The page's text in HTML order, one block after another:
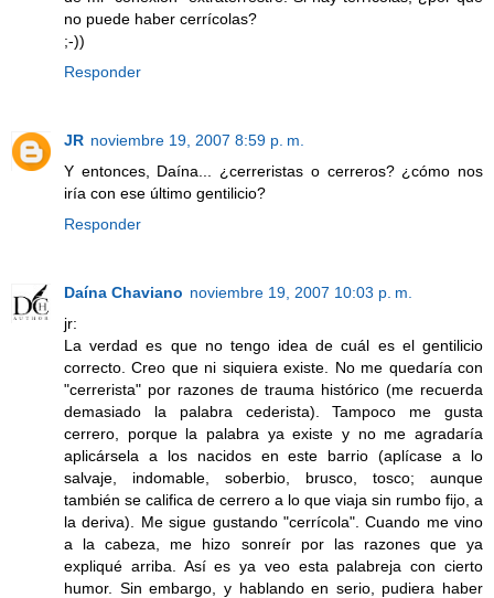
no puede haber cerrícolas?
;-))
Responder
JR noviembre 19, 2007 8:59 p. m.
Y entonces, Daína... ¿cerreristas o cerreros? ¿cómo nos
iría con ese último gentilicio?
Responder
Daína Chaviano noviembre 19, 2007 10:03 p. m.
jr:
La verdad es que no tengo idea de cuál es el gentilicio
correcto. Creo que ni siquiera existe. No me quedaría con
"cerrerista" por razones de trauma histórico (me recuerda
demasiado la palabra cederista). Tampoco me gusta
cerrero, porque la palabra ya existe y no me agradaría
aplicársela a los nacidos en este barrio (aplícase a lo
salvaje, indomable, soberbio, brusco, tosco; aunque
también se califica de cerrero a lo que viaja sin rumbo fijo, a
la deriva). Me sigue gustando "cerrícola". Cuando me vino
a la cabeza, me hizo sonreír por las razones que ya
expliqué arriba. Así es ya veo esta palabreja con cierto
humor. Sin embargo, y hablando en serio, pudiera haber